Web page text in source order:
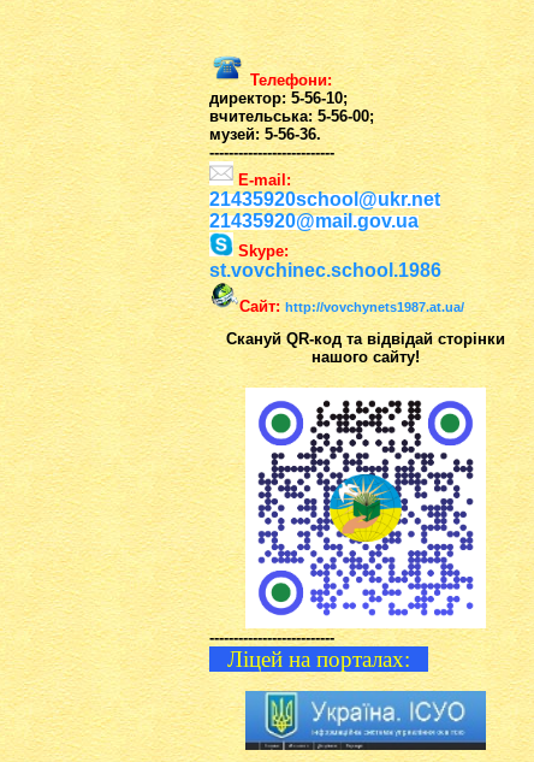
Телефони:
директор: 5-56-10;
вчительська: 5-56-00;
музей: 5-56-36.
--------------------------
E-mail:
21435920school@ukr.net
21435920@mail.gov.ua
Skype:
st.vovchinec.school.1986
Сайт: http://vovchynets1987.at.ua/
Скануй QR-код та відвідай сторінки
нашого сайту!
--------------------------
Ліцей на порталах: